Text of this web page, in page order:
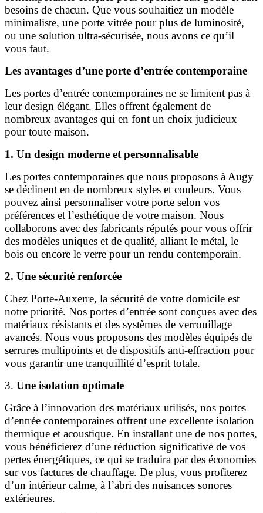
besoins de chacun. Que vous souhaitiez un modèle
minimaliste, une porte vitrée pour plus de luminosité,
ou une solution ultra-sécurisée, nous avons ce qu’il
vous faut.
Les avantages d’une porte d’entrée contemporaine
Les portes d’entrée contemporaines ne se limitent pas à
leur design élégant. Elles offrent également de
nombreux avantages qui en font un choix judicieux
pour toute maison.
1. Un design moderne et personnalisable
Les portes contemporaines que nous proposons à Augy
se déclinent en de nombreux styles et couleurs. Vous
pouvez ainsi personnaliser votre porte selon vos
préférences et l’esthétique de votre maison. Nous
collaborons avec des fabricants réputés pour vous offrir
des modèles uniques et de qualité, alliant le métal, le
bois ou encore le verre pour un rendu contemporain.
2. Une sécurité renforcée
Chez Porte-Auxerre, la sécurité de votre domicile est
notre priorité. Nos portes d’entrée sont conçues avec des
matériaux résistants et des systèmes de verrouillage
avancés. Nous vous proposons des modèles équipés de
serrures multipoints et de dispositifs anti-effraction pour
vous garantir une tranquillité d’esprit totale.
3. Une isolation optimale
Grâce à l’innovation des matériaux utilisés, nos portes
d’entrée contemporaines offrent une excellente isolation
thermique et acoustique. En installant une de nos portes,
vous bénéficierez d’une réduction significative de vos
pertes énergétiques, ce qui se traduira par des économies
sur vos factures de chauffage. De plus, vous profiterez
d’un intérieur calme, à l’abri des nuisances sonores
extérieures.